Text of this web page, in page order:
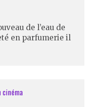
de l’eau de
en parfumerie il